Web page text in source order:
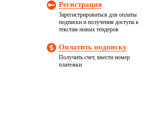
Регистрация
Зарегистрироваться для оплаты
подписки и получения доступа к
текстам новых тендеров
Оплатить подписку
Получить счет, ввести номер
платежки